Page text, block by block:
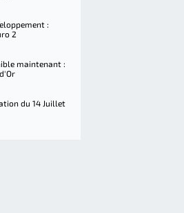
:
2
maintenant :
du 14 Juillet